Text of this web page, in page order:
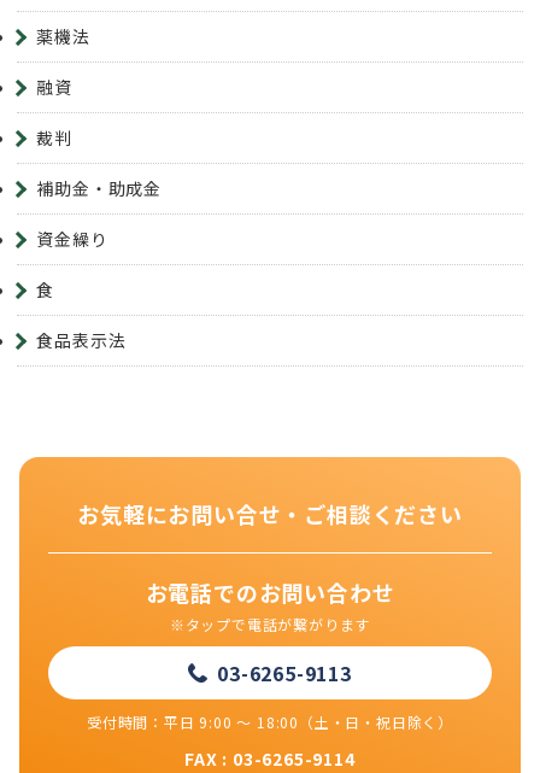
薬機法
融資
裁判
補助金・助成金
資金繰り
食
食品表示法
お気軽にお問い合せ・ご相談ください
お電話でのお問い合わせ
※タップで電話が繋がります
受付時間：平日 9:00 ～ 18:00（土・日・祝日除く）
03-6265-9113
FAX : 03-6265-9114